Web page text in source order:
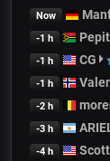
Now
-1 h
-1 h CG
-1 h
-2 h
-3 h
-4 h